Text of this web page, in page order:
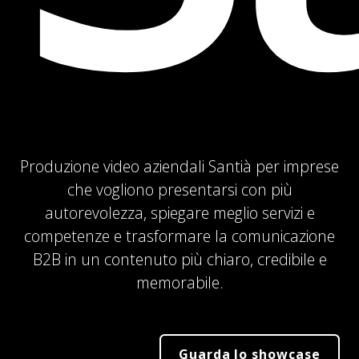
Produzione video aziendali Santià per imprese
che vogliono presentarsi con più
autorevolezza, spiegare meglio servizi e
competenze e trasformare la comunicazione
B2B in un contenuto più chiaro, credibile e
memorabile.
Guarda lo showcase